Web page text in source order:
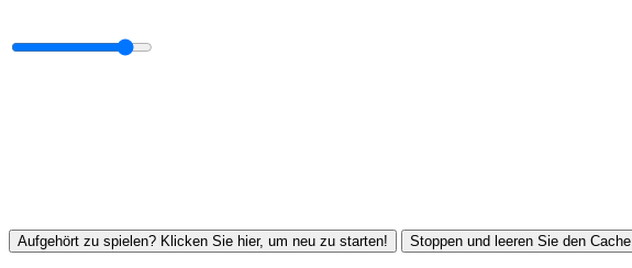
Aufgehört zu spielen? Klicken Sie hier, um neu zu starten! Stoppen und leeren Sie den Cache.